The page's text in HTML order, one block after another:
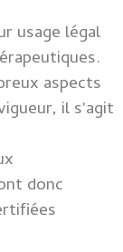
usage légal
aspects
il s'agit
donc